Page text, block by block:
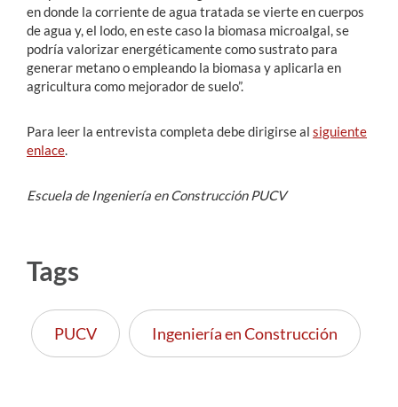
en donde la corriente de agua tratada se vierte en cuerpos
de agua y, el lodo, en este caso la biomasa microalgal, se
podría valorizar energéticamente como sustrato para
generar metano o empleando la biomasa y aplicarla en
agricultura como mejorador de suelo”.
Para leer la entrevista completa debe dirigirse al siguiente
enlace.
Escuela de Ingeniería en Construcción PUCV
Tags
PUCV Ingeniería en Construcción